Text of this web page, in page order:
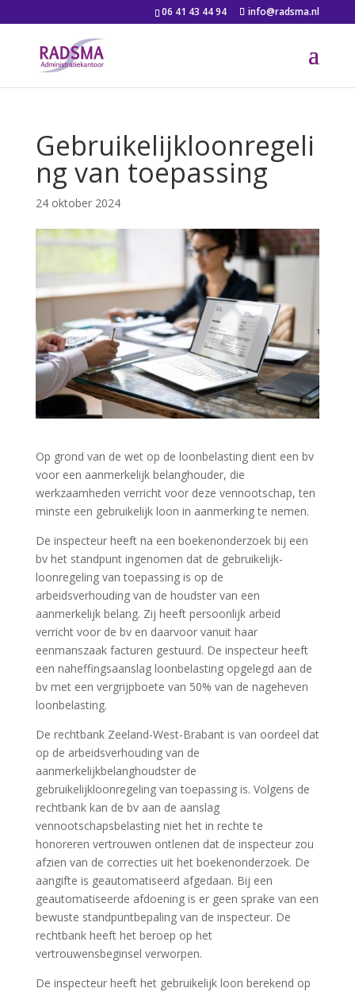
06 41 43 44 94 info@radsma.nl
Gebruikelijkloonregeli
ng van toepassing
24 oktober 2024
Op grond van de wet op de loonbelasting dient een bv
voor een aanmerkelijk belanghouder, die
werkzaamheden verricht voor deze vennootschap, ten
minste een gebruikelijk loon in aanmerking te nemen.
De inspecteur heeft na een boekenonderzoek bij een
bv het standpunt ingenomen dat de gebruikelijk-
loonregeling van toepassing is op de
arbeidsverhouding van de houdster van een
aanmerkelijk belang. Zij heeft persoonlijk arbeid
verricht voor de bv en daarvoor vanuit haar
eenmanszaak facturen gestuurd. De inspecteur heeft
een naheffingsaanslag loonbelasting opgelegd aan de
bv met een vergrijpboete van 50% van de nageheven
loonbelasting.
De rechtbank Zeeland-West-Brabant is van oordeel dat
op de arbeidsverhouding van de
aanmerkelijkbelanghoudster de
gebruikelijkloonregeling van toepassing is. Volgens de
rechtbank kan de bv aan de aanslag
vennootschapsbelasting niet het in rechte te
honoreren vertrouwen ontlenen dat de inspecteur zou
afzien van de correcties uit het boekenonderzoek. De
aangifte is geautomatiseerd afgedaan. Bij een
geautomatiseerde afdoening is er geen sprake van een
bewuste standpuntbepaling van de inspecteur. De
rechtbank heeft het beroep op het
vertrouwensbeginsel verworpen.
De inspecteur heeft het gebruikelijk loon berekend op